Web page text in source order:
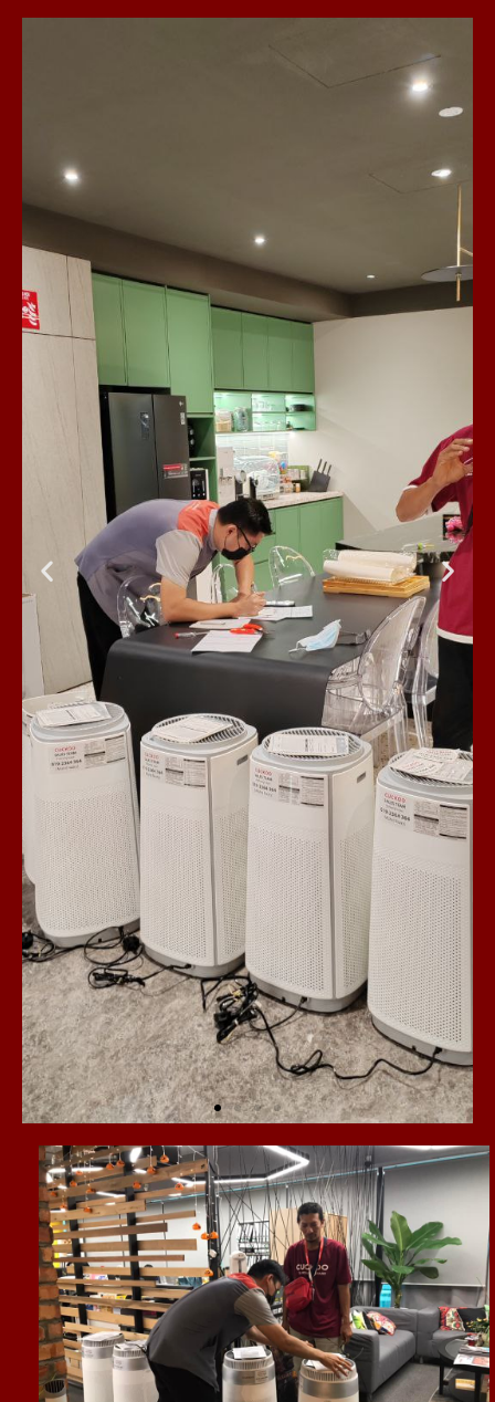
Pemasangan 6 Unit
Penapis Udara
Disebuah Syarikat
Swasta